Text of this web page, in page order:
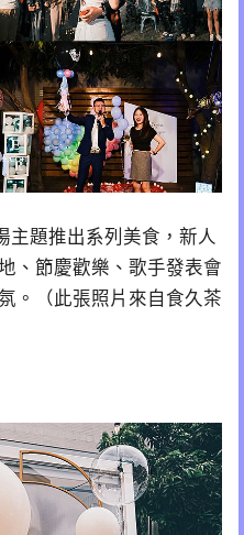
主題推出系列美食，新人
、節慶歡樂、歌手發表會
。（此張照片來自食久茶